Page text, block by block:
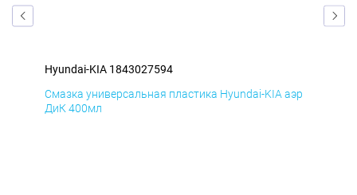
Hyundai-KIA 1843027594
Смазка универсальная пластика Hyundai-KIA аэр
ДиК 400мл